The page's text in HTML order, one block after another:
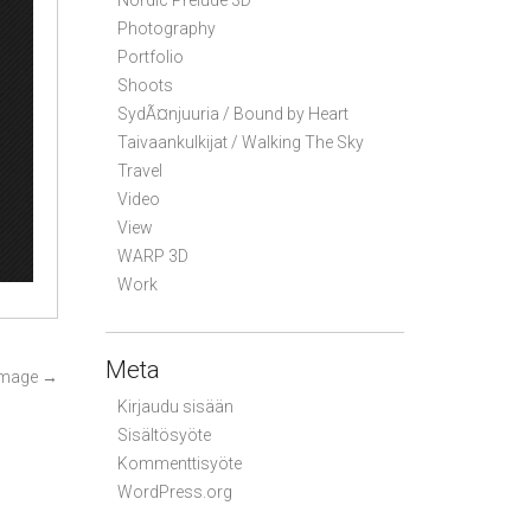
→
Photography
Portfolio
Shoots
SydÃ¤njuuria / Bound by Heart
Taivaankulkijat / Walking The Sky
Travel
Video
View
WARP 3D
Work
Meta
Kirjaudu sisään
Sisältösyöte
Kommenttisyöte
WordPress.org